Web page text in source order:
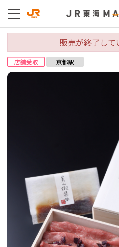
販売が終了して